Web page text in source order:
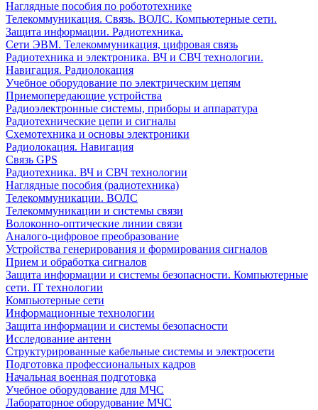
Наглядные пособия по робототехнике
Телекоммуникация. Связь. ВОЛС. Компьютерные сети.
Защита информации. Радиотехника.
Сети ЭВМ. Телекоммуникация, цифровая связь
Радиотехника и электроника. ВЧ и СВЧ технологии.
Навигация. Радиолокация
Учебное оборудование по электрическим цепям
Приемопередающие устройства
Радиоэлектронные системы, приборы и аппаратура
Радиотехнические цепи и сигналы
Схемотехника и основы электроники
Радиолокация. Навигация
Связь GPS
Радиотехника. ВЧ и СВЧ технологии
Наглядные пособия (радиотехника)
Телекоммуникации. ВОЛС
Телекоммуникации и системы связи
Волоконно-оптические линии связи
Аналого-цифровое преобразование
Устройства генерирования и формирования сигналов
Прием и обработка сигналов
Защита информации и системы безопасности. Компьютерные
сети. IT технологии
Компьютерные сети
Информационные технологии
Защита информации и системы безопасности
Исследование антенн
Структурированные кабельные системы и электросети
Подготовка профессиональных кадров
Начальная военная подготовка
Учебное оборудование для МЧС
Лабораторное оборудование МЧС